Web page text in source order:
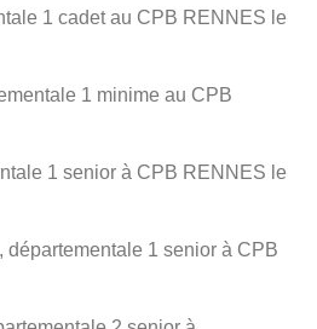
1 cadet au CPB RENNES le
1 minime au CPB
1 senior à CPB RENNES le
1 senior à CPB